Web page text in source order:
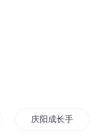
庆阳成长手札